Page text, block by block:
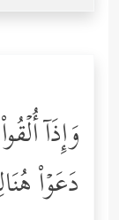
وَإِذَاۤ
دَعَوۡاْ